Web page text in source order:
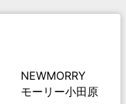
NEWMORRY
モーリー小田原